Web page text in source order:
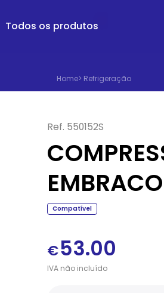
Todos os produtos
Home> Refrigeração
Ref. 550152S
Compatível
€53.00
IVAnãoincluído